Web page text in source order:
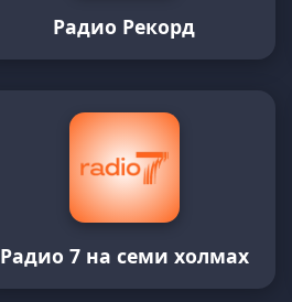
Радио Рекорд
Радио 7 на семи холмах